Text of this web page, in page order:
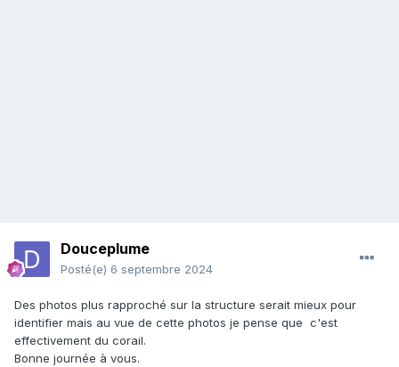
Douceplume
Posté(e) 6 septembre 2024
Des photos plus rapproché sur la structure serait mieux pour
identifier mais au vue de cette photos je pense que c'est
effectivement du corail.
Bonne journée à vous.